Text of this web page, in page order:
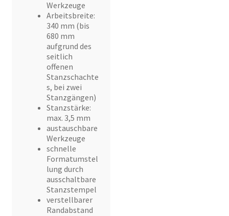
Werkzeuge
Arbeitsbreite:
340 mm (bis
680 mm
aufgrund des
seitlich
offenen
Stanzschachte
s, bei zwei
Stanzgängen)
Stanzstärke:
max. 3,5 mm
austauschbare
Werkzeuge
schnelle
Formatumstel
lung durch
ausschaltbare
Stanzstempel
verstellbarer
Randabstand